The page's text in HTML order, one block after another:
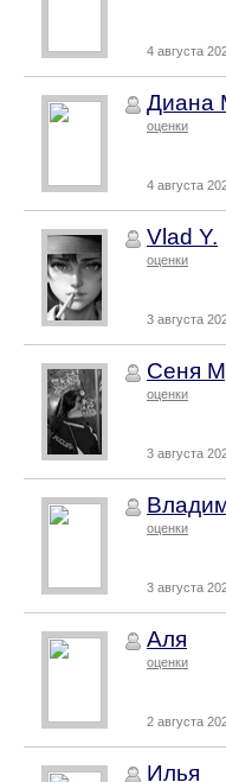
4 августа
Диана
оценки
4 августа
Vlad Y.
оценки
3 августа
Сеня
оценки
3 августа
оценки
3 августа
Аля
оценки
2 августа
Илья